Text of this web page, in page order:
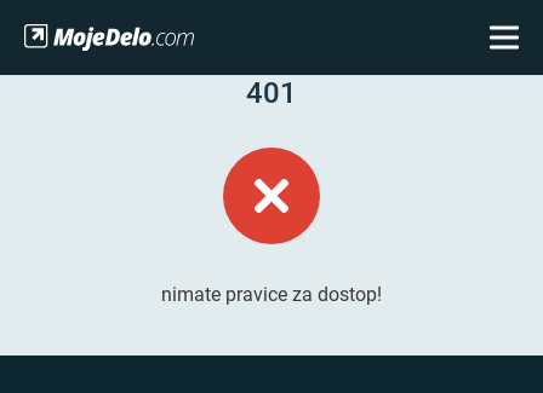
401
nimate pravice za dostop!